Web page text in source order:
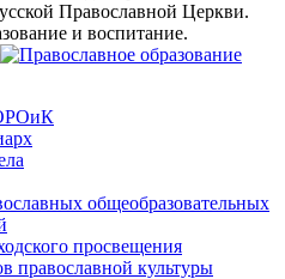
Православной Церкви.
и воспитание.
общеобразовательных
просвещения
православной культуры